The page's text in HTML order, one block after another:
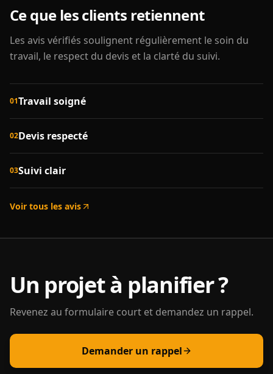
Ce que les clients retiennent
Les avis vérifiés soulignent régulièrement le soin du
travail, le respect du devis et la clarté du suivi.
01Travail soigné
02Devis respecté
03Suivi clair
Voir tous les avis
Un projet à planifier ?
Revenez au formulaire court et demandez un rappel.
Demander un rappel